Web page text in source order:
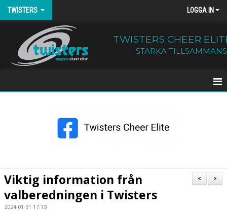
TWISTERS LOGGA IN
TWISTERS CHEER
STARKA TILLSAMMANS
KALENDER
>
<
Viktig information från
valberedningen i Twisters
2024-01-31 17:13